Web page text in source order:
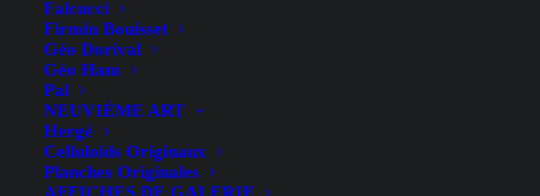
Falcucci
Firmin Bouisset
Géo Dorival
Géo Ham
Pal
NEUVIÈME ART
Hergé
Celluloïds Originaux
Planches Originales
Fête Nationale à La Rochelle
– Deberny – 1934